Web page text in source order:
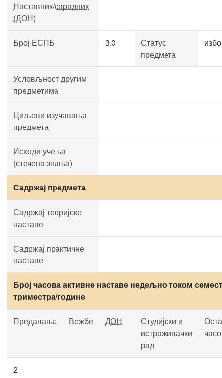
Наставник/сарадник
(ДОН)
Број ЕСПБ 3.0
Статус
предмета
Условљност другим
предметима
Циљеви изучавања
предмета
Исходи учења
(стечена знања)
Садржај предмета
Садржај теоријске
наставе
Садржај практичне
наставе
Број часова активне наставе недељно током
триместра/године
Предавања Вежбе ДОН
Студијски и
истраживачки
рад
2